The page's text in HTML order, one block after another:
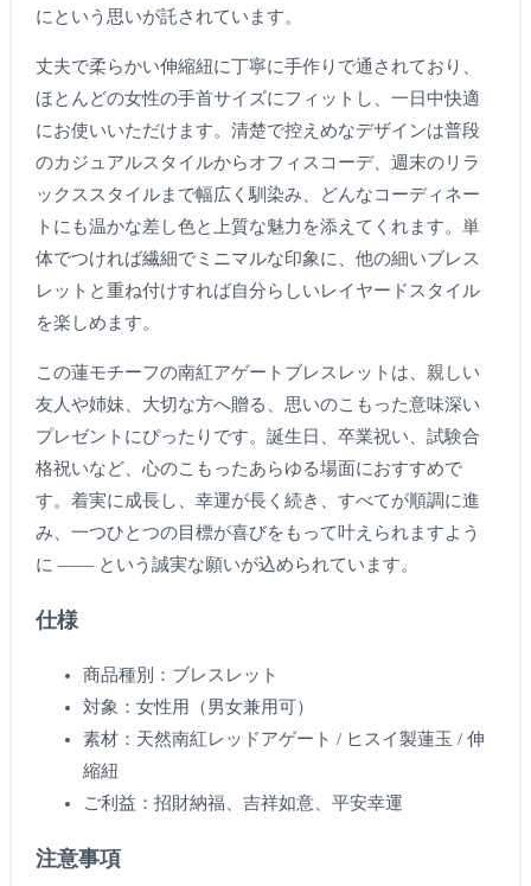
にという思いが託されています。
丈夫で柔らかい伸縮紐に丁寧に手作りで通されており、
ほとんどの女性の手首サイズにフィットし、一日中快適
にお使いいただけます。清楚で控えめなデザインは普段
のカジュアルスタイルからオフィスコーデ、週末のリラ
ックススタイルまで幅広く馴染み、どんなコーディネー
トにも温かな差し色と上質な魅力を添えてくれます。単
体でつければ繊細でミニマルな印象に、他の細いブレス
レットと重ね付けすれば自分らしいレイヤードスタイル
を楽しめます。
この蓮モチーフの南紅アゲートブレスレットは、親しい
友人や姉妹、大切な方へ贈る、思いのこもった意味深い
プレゼントにぴったりです。誕生日、卒業祝い、試験合
格祝いなど、心のこもったあらゆる場面におすすめで
す。着実に成長し、幸運が長く続き、すべてが順調に進
み、一つひとつの目標が喜びをもって叶えられますよう
に —— という誠実な願いが込められています。
仕様
商品種別：ブレスレット
対象：女性用（男女兼用可）
素材：天然南紅レッドアゲート / ヒスイ製蓮玉 / 伸
縮紐
ご利益：招財納福、吉祥如意、平安幸運
注意事項